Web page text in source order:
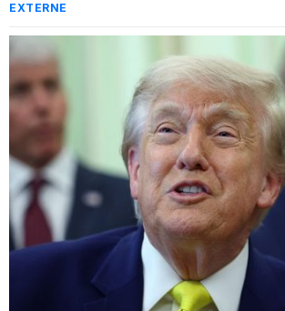
EXTERNE